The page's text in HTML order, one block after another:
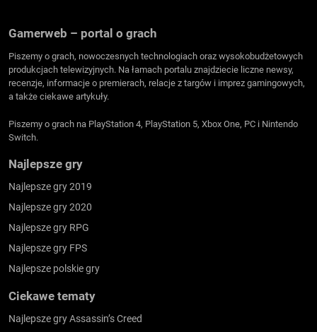
Gamerweb – portal o grach
Piszemy o grach, nowoczesnych technologiach oraz wysokobudżetowych
produkcjach telewizyjnych. Na łamach portalu znajdziecie liczne newsy,
recenzje, informacje o premierach, relacje z targów i imprez gamingowych,
a także ciekawe artykuły.
Piszemy o grach na PlayStation 4, PlayStation 5, Xbox One, PC i Nintendo
Switch.
Najlepsze gry
Najlepsze gry 2019
Najlepsze gry 2020
Najlepsze gry RPG
Najlepsze gry FPS
Najlepsze polskie gry
Ciekawe tematy
Najlepsze gry Assassin’s Creed